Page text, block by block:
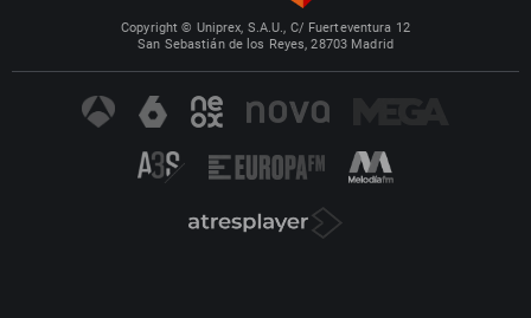
Copyright © Uniprex, S.A.U., C/ Fuerteventura 12
San Sebastián de los Reyes, 28703 Madrid